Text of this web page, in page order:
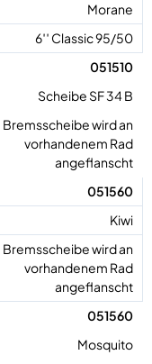
Morane
6′′ Classic 95/50
051510
Scheibe SF 34 B
Bremsscheibe wird an
vorhandenem Rad
angeflanscht
051560
Kiwi
Bremsscheibe wird an
vorhandenem Rad
angeflanscht
051560
Mosquito